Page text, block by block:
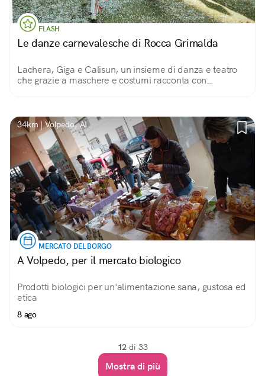
FLASH
Le danze carnevalesche di Rocca Grimalda
Lachera, Giga e Calisun, un insieme di danza e teatro
che grazie a maschere e costumi racconta con
34km | Volpedo, AL
MERCATO DEL BORGO
A Volpedo, per il mercato biologico
Prodotti biologici per un'alimentazione sana, gustosa ed
etica
8 ago
12 di 33
Mostra di più